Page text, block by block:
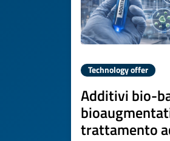
Technology offer
Additivi bio-
trattamento